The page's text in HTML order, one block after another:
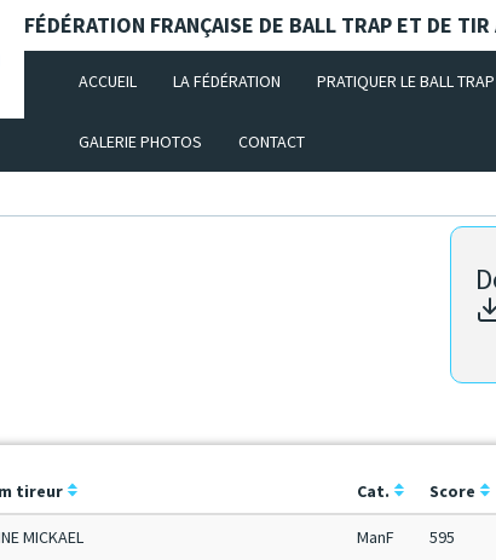
FÉDÉRATION FRANÇAISE DE BALL TRAP ET DE TIR
ACCUEIL (CURRENT)
LA FÉDÉRATION PRATIQUER LE BALL TRAP
GALERIE PHOTOS CONTACT
tireur Cat. Score
MICKAEL ManF 595